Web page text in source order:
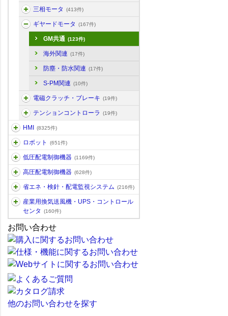
三相モータ (413件)
ギヤードモータ (167件)
GM共通 (123件)
海外関連 (17件)
防塵・防水関連 (17件)
S-PM関連 (10件)
電磁クラッチ・ブレーキ (19件)
テンションコントローラ (19件)
HMI (8325件)
ロボット (651件)
低圧配電制御機器 (1169件)
高圧配電制御機器 (628件)
省エネ・検針・配電監視システム (216件)
産業用換気送風機・UPS・コントロール
センタ
(160件)
お問い合わせ
他のお問い合わせを探す